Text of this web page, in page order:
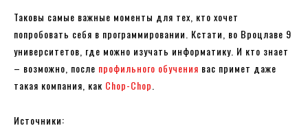
Таковы самые важные моменты для тех, кто хочет
попробовать себя в программировании. Кстати, во Вроцлаве 9
университетов, где можно изучать информатику. И кто знает
– возможно, после профильного обучения вас примет даже
такая компания, как Chop-Chop
Источники: